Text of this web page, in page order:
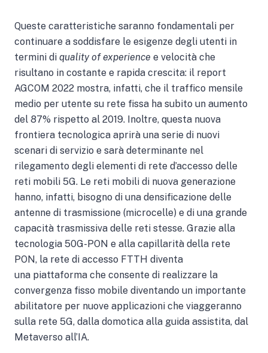
Queste caratteristiche saranno fondamentali per
continuare a soddisfare le esigenze degli utenti in
termini di quality of experience e velocità che
risultano in costante e rapida crescita: il report
AGCOM 2022 mostra, infatti, che il traffico mensile
medio per utente su rete fissa ha subito un aumento
del 87% rispetto al 2019. Inoltre, questa nuova
frontiera tecnologica aprirà una serie di nuovi
scenari di servizio e sarà determinante nel
rilegamento degli elementi di rete d’accesso delle
reti mobili 5G. Le reti mobili di nuova generazione
hanno, infatti, bisogno di una densificazione delle
antenne di trasmissione (microcelle) e di una grande
capacità trasmissiva delle reti stesse. Grazie alla
tecnologia 50G-PON e alla capillarità della rete
PON, la rete di accesso FTTH diventa
una piattaforma che consente di realizzare la
convergenza fisso mobile diventando un importante
abilitatore per nuove applicazioni che viaggeranno
sulla rete 5G, dalla domotica alla guida assistita, dal
Metaverso all’IA.